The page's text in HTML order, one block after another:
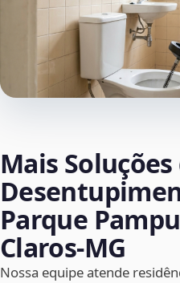
Mais Soluções
Parque
Claros‑MG
Nossa equipe atende